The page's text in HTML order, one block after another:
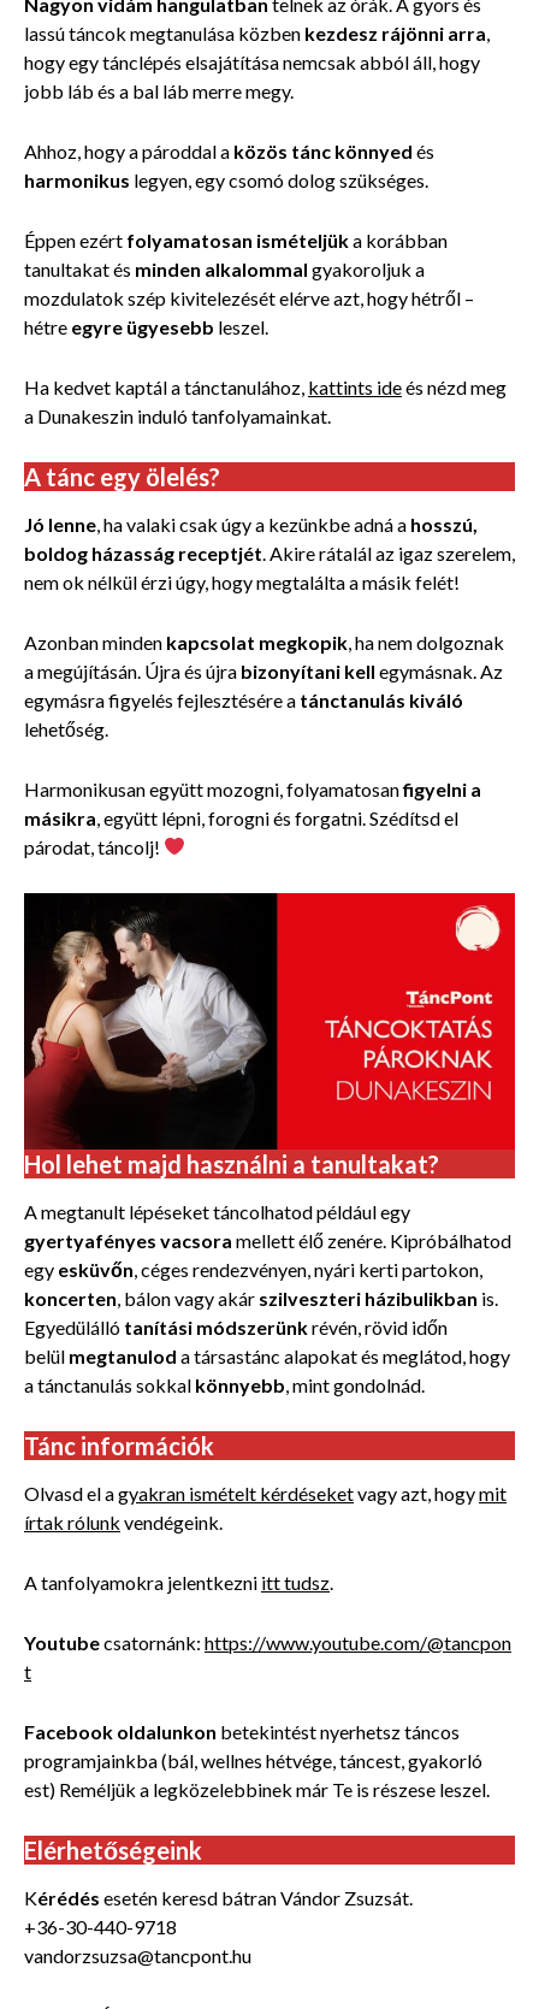
lassú táncok megtanulása közben kezdesz rájönni arra,
hogy egy tánclépés elsajátítása nemcsak abból áll, hogy
jobb láb és a bal láb merre megy.
Ahhoz, hogy a pároddal a közös tánc könnyed és
harmonikus legyen, egy csomó dolog szükséges.
Éppen ezért folyamatosan ismételjüka korábban
tanultakat és minden alkalommal gyakoroljuk a
mozdulatok szép kivitelezését elérve azt, hogy hétről –
hétre egyre ügyesebb leszel.
Ha kedvet kaptál a tánctanulához, kattints ideés nézd meg
a Dunakeszin induló tanfolyamainkat.
A tánc egy ölelés?
Jó lenne, ha valaki csak úgy a kezünkbe adná a hosszú,
boldog házasság receptjét. Akire rátalál az igaz szerelem,
nem ok nélkül érzi úgy, hogy megtalálta a másik felét!
Azonban minden kapcsolat megkopik, ha nem dolgoznak
a megújításán. Újra és újra bizonyítani kell egymásnak. Az
egymásra figyelés fejlesztésére a tánctanulás kiváló
lehetőség.
Harmonikusan együtt mozogni, folyamatosanfigyelni a
másikra, együtt lépni, forogni és forgatni. Szédítsd el
párodat, táncolj!
Hol lehet majd használni a tanultakat?
A megtanult lépéseket táncolhatod például egy
gyertyafényes vacsora mellett élő zenére. Kipróbálhatod
egy esküvőn, céges rendezvényen, nyári kerti partokon,
koncerten, bálon vagy akár szilveszteri házibulikban is.
Egyedülálló tanítási módszerünkrévén, rövid időn
belül megtanulod a társastánc alapokat és meglátod, hogy
a tánctanulás sokkal könnyebb, mint gondolnád.
Tánc információk
Olvasd el agyakran ismételt kérdéseketvagy azt, hogymit
írtak rólunk vendégeink.
A tanfolyamokra jelentkezni itt tudsz.
Youtubecsatornánk: https://www.youtube.com/@tancpon
t
Facebook oldalunkon betekintést nyerhetsz táncos
programjainkba (bál, wellnes hétvége, táncest, gyakorló
est) Reméljük a legközelebbinek már Te is részese leszel.
Elérhetőségeink
Kérédés esetén keresd bátran Vándor Zsuzsát.
+36-30-440-9718
vandorzsuzsa@tancpont.hu